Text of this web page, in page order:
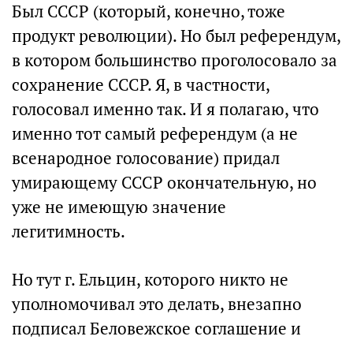
Был СССР (который, конечно, тоже
продукт революции). Но был референдум,
в котором большинство проголосовало за
сохранение СССР. Я, в частности,
голосовал именно так. И я полагаю, что
именно тот самый референдум (а не
всенародное голосование) придал
умирающему СССР окончательную, но
уже не имеющую значение
легитимность.
Но тут г. Ельцин, которого никто не
уполномочивал это делать, внезапно
подписал Беловежское соглашение и